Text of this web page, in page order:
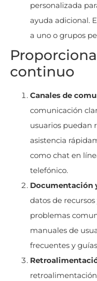
personalizada
ayuda adicional.
a uno o grupos
continuo
Canales de
comunicación
usuarios puedan
asistencia
como chat en
telefónico.
Documentación
datos de
problemas
manuales de
frecuentes y